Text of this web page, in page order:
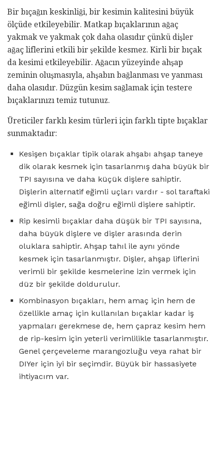
Bir bıçağın keskinliği, bir kesimin kalitesini büyük
ölçüde etkileyebilir. Matkap bıçaklarının ağaç
yakmak ve yakmak çok daha olasıdır çünkü dişler
ağaç liflerini etkili bir şekilde kesmez. Kirli bir bıçak
da kesimi etkileyebilir. Ağacın yüzeyinde ahşap
zeminin oluşmasıyla, ahşabın bağlanması ve yanması
daha olasıdır. Düzgün kesim sağlamak için testere
bıçaklarınızı temiz tutunuz.
Üreticiler farklı kesim türleri için farklı tipte bıçaklar
sunmaktadır:
Kesişen bıçaklar tipik olarak ahşabı ahşap taneye
dik olarak kesmek için tasarlanmış daha büyük bir
TPI sayısına ve daha küçük dişlere sahiptir.
Dişlerin alternatif eğimli uçları vardır - sol taraftaki
eğimli dişler, sağa doğru eğimli dişlere sahiptir.
Rip kesimli bıçaklar daha düşük bir TPI sayısına,
daha büyük dişlere ve dişler arasında derin
oluklara sahiptir. Ahşap tahıl ile aynı yönde
kesmek için tasarlanmıştır. Dişler, ahşap liflerini
verimli bir şekilde kesmelerine izin vermek için
düz bir şekilde doldurulur.
Kombinasyon bıçakları, hem amaç için hem de
özellikle amaç için kullanılan bıçaklar kadar iş
yapmaları gerekmese de, hem çapraz kesim hem
de rip-kesim için yeterli verimlilikle tasarlanmıştır.
Genel çerçeveleme marangozluğu veya rahat bir
DIYer için iyi bir seçimdir. Büyük bir hassasiyete
ihtiyacım var.